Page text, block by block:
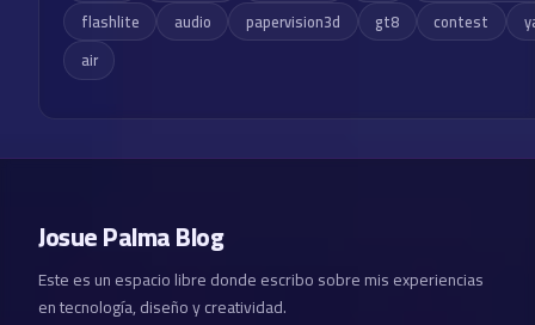
flashlite
audio papervision3d gt8 contest
air
Josue Palma Blog
Este es un espacio libre donde escribo sobre mis experiencias
en tecnología, diseño y creatividad.